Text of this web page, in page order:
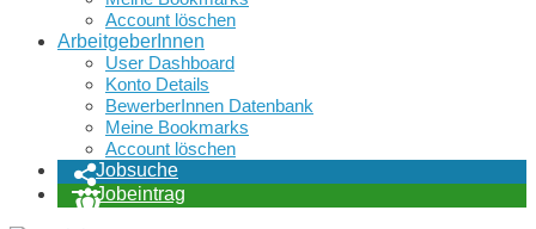
Account löschen
ArbeitgeberInnen
User Dashboard
Konto Details
BewerberInnen Datenbank
Meine Bookmarks
Account löschen
Jobsuche
Jobeintrag